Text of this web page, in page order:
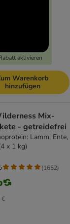
aktivieren
Warenkorb
hinzufügen
Mix-
- getreidefrei
Lamm, Ente,
x 1 kg)
€
(1652)